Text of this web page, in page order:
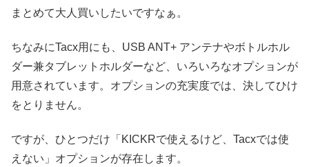
まとめて大人買いしたいですなぁ。
ちなみにTacx用にも、USB ANT+ アンテナやボトルホル
ダー兼タブレットホルダーなど、いろいろなオプションが
用意されています。オプションの充実度では、決してひけ
をとりません。
ですが、ひとつだけ「KICKRで使えるけど、Tacxでは使
えない」オプションが存在します。